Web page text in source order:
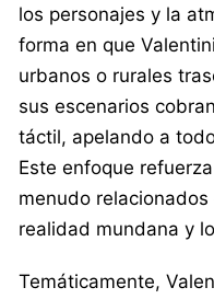
los personajes y la
forma en que
urbanos o rurales
sus escenarios
táctil, apelando a
Este enfoque
menudo
realidad mundana y
Temáticamente,